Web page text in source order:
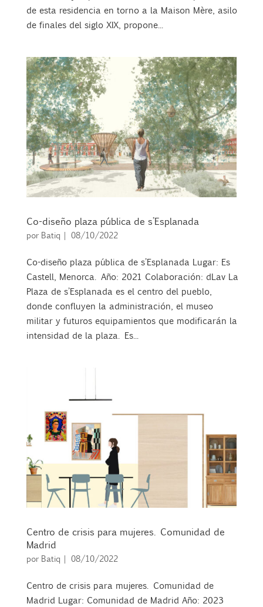
de esta residencia en torno a la Maison Mère, asilo
de finales del siglo XIX, propone...
Co-diseño plaza pública de s’Esplanada
por Batiq| 08/10/2022
Co-diseño plaza pública de s’Esplanada Lugar: Es
Castell, Menorca. Año: 2021 Colaboración: dLav La
Plaza de s’Esplanada es el centro del pueblo,
donde confluyen la administración, el museo
militar y futuros equipamientos que modificarán la
intensidad de la plaza. Es...
Centro de crisis para mujeres. Comunidad de
Madrid
por Batiq| 08/10/2022
Centro de crisis para mujeres. Comunidad de
Madrid Lugar: Comunidad de Madrid Año: 2023